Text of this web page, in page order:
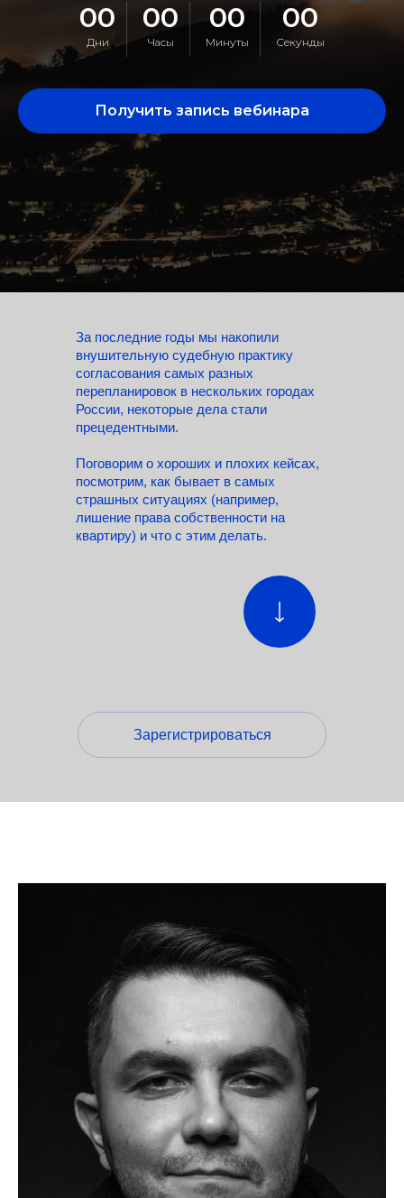
00
Дни
00
Часы
00
Минуты
00
Секунды
Получить запись вебинара
Зарегистрироваться
За последние годы мы накопили
внушительную судебную практику
согласования самых разных
перепланировок в нескольких городах
России, некоторые дела стали
прецедентными.
Поговорим о хороших и плохих кейсах,
посмотрим, как бывает в самых
страшных ситуациях (например,
лишение права собственности на
квартиру) и что с этим делать.